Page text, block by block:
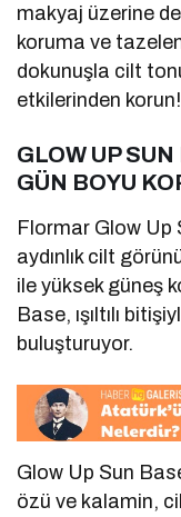
makyaj üzerine
koruma ve
dokunuşla cilt
etkilerinden korun!
GLOW UP
GÜN BOYU
Flormar Glow Up
aydınlık cilt
ile yüksek güneş
Base, ışıltılı
buluşturuyor.
Glow Up Sun
özü ve kalamin,